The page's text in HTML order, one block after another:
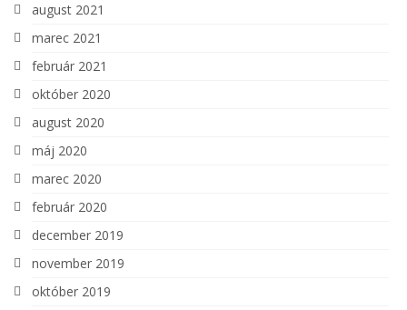
august 2021
marec 2021
február 2021
október 2020
august 2020
máj 2020
marec 2020
február 2020
december 2019
november 2019
október 2019